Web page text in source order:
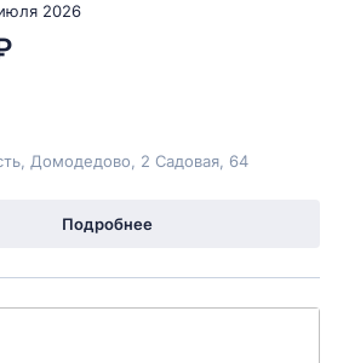
2026
Домодедово, 2 Садовая, 64
Подробнее